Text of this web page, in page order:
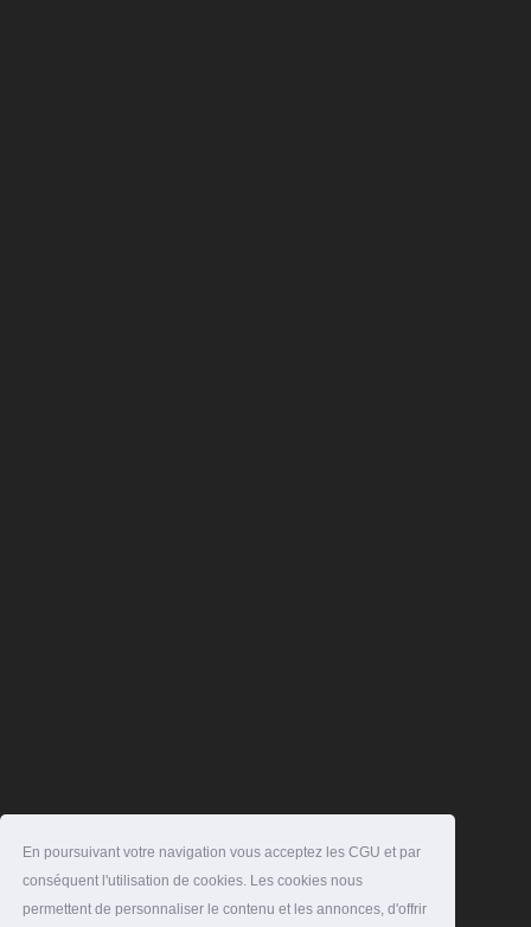
En poursuivant votre navigation vous acceptez les CGU et par
conséquent l'utilisation de cookies. Les cookies nous
permettent de personnaliser le contenu et les annonces, d'offrir